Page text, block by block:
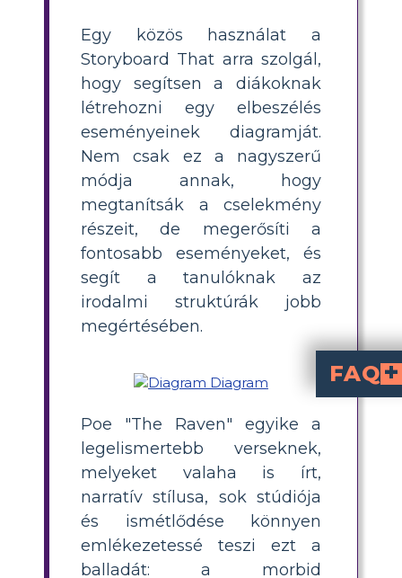
Egy közös használat a
Storyboard That arra szolgál,
hogy segítsen a diákoknak
létrehozni egy elbeszélés
eseményeinek diagramját.
Nem csak ez a nagyszerű
módja annak, hogy
megtanítsák a cselekmény
részeit, de megerősíti a
fontosabb eseményeket, és
segít a tanulóknak az
irodalmi struktúrák jobb
megértésében.
Poe "The Raven" egyike a
legelismertebb verseknek,
melyeket valaha is írt,
narratív stílusa, sok stúdiója
és ismétlődése könnyen
emlékezetessé teszi ezt a
balladát: a morbid
FAQ